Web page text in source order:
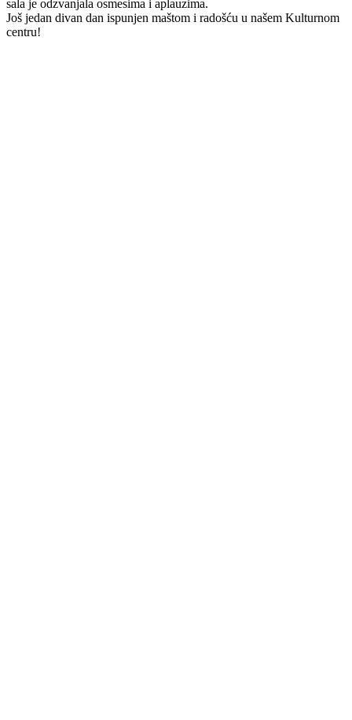
sala je odzvanjala osmesima i aplauzima.
Još jedan divan dan ispunjen maštom i radošću u našem Kulturnom
centru!